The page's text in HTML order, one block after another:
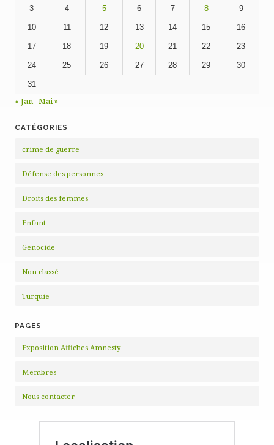
3 4 5 6 7 8 9
10 11 12 13 14 15 16
17 18 19 20 21 22 23
24 25 26 27 28 29 30
31
« Jan Mai »
CATÉGORIES
crime de guerre
Défense des personnes
Droits des femmes
Enfant
Génocide
Non classé
Turquie
PAGES
Exposition Affiches Amnesty
Membres
Nous contacter